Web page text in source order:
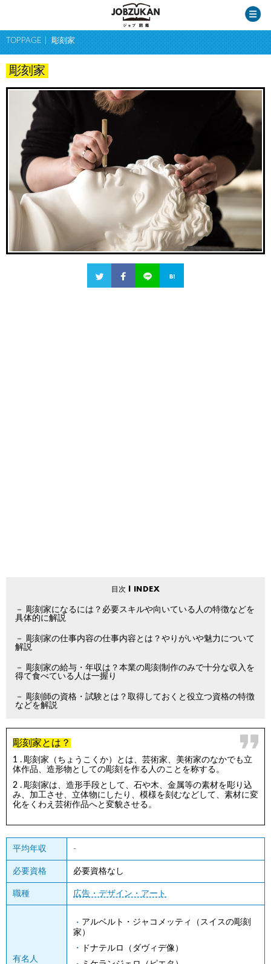
TOPPAGE 彫刻家
彫刻家
彫刻家になるには？必要スキルや向いている人の特徴などを
具体的に解説
彫刻家の仕事内容の仕事内容とは？やりがいや魅力について
解説
彫刻家の給与・年収は？本業の彫刻制作のみで十分な収入を
得て食べている人は一握り
彫刻師の資格・試験とは？取得しておくと役立つ資格の特徴
などを解説
彫刻家とは？
彫刻家（ちょうこくか）とは、芸術家、美術家のなかでも立
体作品、造形物としての彫刻を作る人のことを称する。
彫刻家は、造形手段として、石や木、金属等の素材を彫り込
み、加工させ、立体物にしたり、模様を刻むなどして、素材に変
化をくわえ芸術作品へと変貌させる。
平均年収 -
必要資格 必要資格なし
職種 広告・デザイン・アート
有名人
アルベルト・ジャコメッティ（スイスの彫刻
家）
ドナテルロ（ダヴィデ像）